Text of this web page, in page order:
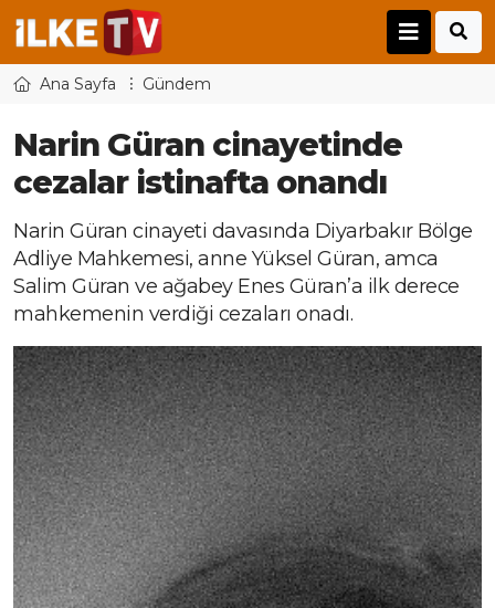
Ana Sayfa Gündem
Narin Güran cinayetinde
cezalar istinafta onandı
Narin Güran cinayeti davasında Diyarbakır Bölge
Adliye Mahkemesi, anne Yüksel Güran, amca
Salim Güran ve ağabey Enes Güran’a ilk derece
mahkemenin verdiği cezaları onadı.